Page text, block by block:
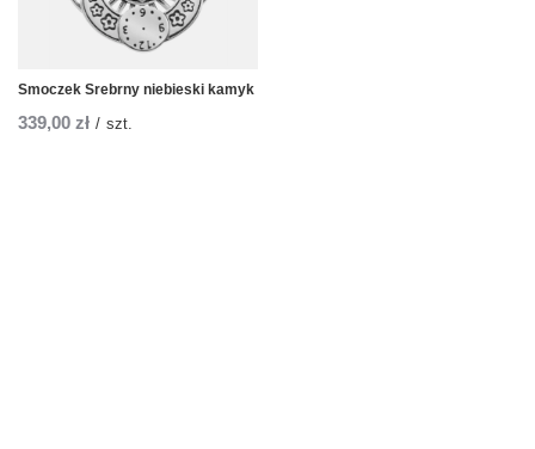
Smoczek Srebrny niebieski kamyk
339,00 zł / szt.